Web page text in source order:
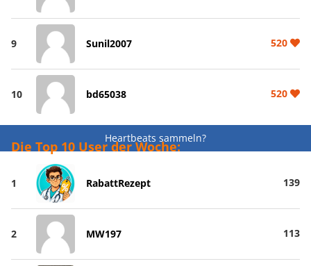
9 Sunil2007 520
10 bd65038 520
Heartbeats sammeln?
Die Top 10 User der Woche:
1 RabattRezept 139
2 MW197 113